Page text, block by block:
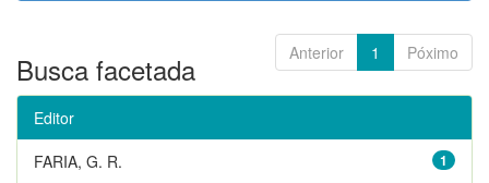
Anterior 1 Póximo
Busca facetada
Editor
1
FARIA, G. R.